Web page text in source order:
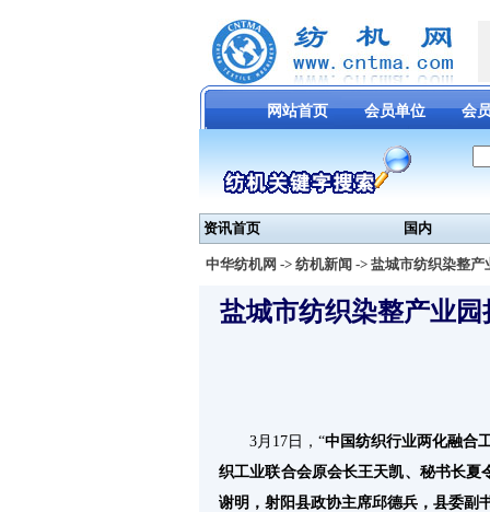
网站首页 会员单位 会
资讯首页 国内
中华纺机网 -> 纺机新闻 -> 盐城市纺织染整
盐城市纺织染整产业
3月17日，“中国纺织行业两化融合
织工业联合会原会长王天凯、秘书长
谢明，射阳县政协主席邱德兵，县委副